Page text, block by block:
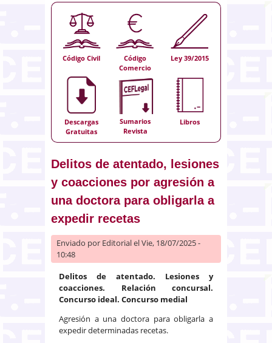
Código Civil
Código
Comercio
Ley 39/2015
Descargas
Gratuitas
Sumarios
Revista
Libros
Delitos de atentado, lesiones
y coacciones por agresión a
una doctora para obligarla a
expedir recetas
Enviado por Editorialel Vie, 18/07/2025 -
10:48
Delitos de atentado. Lesiones y
coacciones. Relación concursal.
Concurso ideal. Concurso medial
Agresión a una doctora para obligarla a
expedir determinadas recetas.